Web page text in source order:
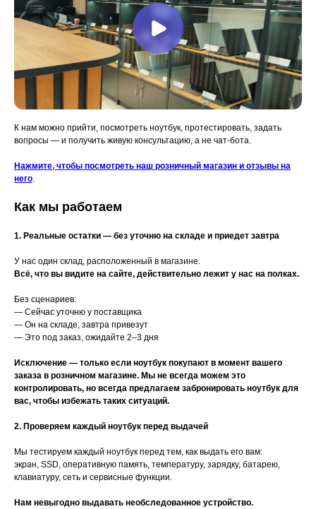
К нам можно прийти, посмотреть ноутбук, протестировать, задать
вопросы — и получить живую консультацию, а не чат-бота.
Нажмите, чтобы посмотреть наш розничный магазин и отзывы на
него.
Как мы работаем
1. Реальные остатки — без уточню на складе и приедет завтра
У нас один склад, расположенный в магазине.
Всё, что вы видите на сайте, действительно лежит у нас на полках.
Без сценариев:
— Сейчас уточню у поставщика
— Он на складе, завтра привезут
— Это под заказ, ожидайте 2–3 дня
Исключение — только если ноутбук покупают в момент вашего
заказа в розничном магазине. Мы не всегда можем это
контролировать, но всегда предлагаем забронировать ноутбук для
вас, чтобы избежать таких ситуаций.
2. Проверяем каждый ноутбук перед выдачей
Мы тестируем каждый ноутбук перед тем, как выдать его вам:
экран, SSD, оперативную память, температуру, зарядку, батарею,
клавиатуру, сеть и сервисные функции.
Нам невыгодно выдавать необследованное устройство.